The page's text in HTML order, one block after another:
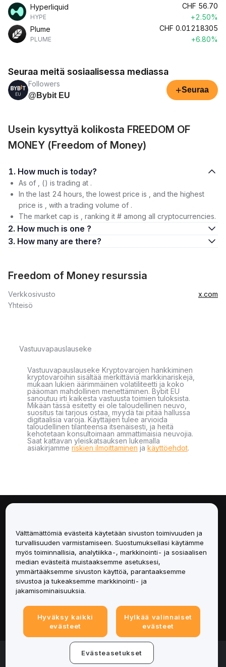
Hyperliquid
HYPE
CHF 56.70
+2.50%
Plume
PLUME
CHF 0.01218305
+6.80%
Seuraa meitä sosiaalisessa mediassa
Followers
@Bybit EU
+Seuraa
Usein kysyttyä kolikosta FREEDOM OF
MONEY (Freedom of Money)
1. How much is today?
As of , () is trading at .
In the last 24 hours, the lowest price is , and the highest
price is , with a trading volume of .
The market cap is , ranking it # among all cryptocurrencies.
2. How much is one ?
3. How many are there?
Freedom of Money resurssia
Verkkosivusto
x.com
Yhteisö
Vastuuvapauslauseke
Vastuuvapauslauseke Kryptovarojen hankkiminen
kryptovaroihin sisältää merkittäviä markkinariskejä,
mukaan lukien äärimmäinen volatiliteetti ja koko
pääoman mahdollinen menettäminen. Bybit EU
sanoutuu irti kaikesta vastuusta toimien tuloksista.
Mikään tässä esitetty ei ole taloudellinen neuvo,
suositus tai tarjous ostaa, myydä tai pitää hallussa
digitaalisia varoja. Käyttäjien tulee arvioida
taloudellinen tilanteensa itsenäisesti, ja heitä
kehotetaan konsultoimaan ammattimaisia neuvojia.
Saat kattavan yleiskatsauksen lukemalla
asiakirjamme riskien ilmoittaminen ja käyttöehdot.
Palvelut
Tuki
Tuotteet
Lakiasiat
© 2025-2026 Bybit.eu. Kaikki oikeudet pidätetään.
Välttämättömiä evästeitä käytetään sivuston toimivuuden ja
turvallisuuden varmistamiseen. Suostumuksellasi käytämme
myös toiminnallisia, analytiikka-, markkinointi- ja sosiaalisen
median evästeitä muistaaksemme asetuksesi,
ymmärtääksemme sivuston käyttöä, parantaaksemme
sivustoa ja tukeaksemme markkinointi- ja
jakamisominaisuuksia.
Hyväksy kaikki
evästeet
Hylkää valinnaiset
evästeet
Evästeasetukset